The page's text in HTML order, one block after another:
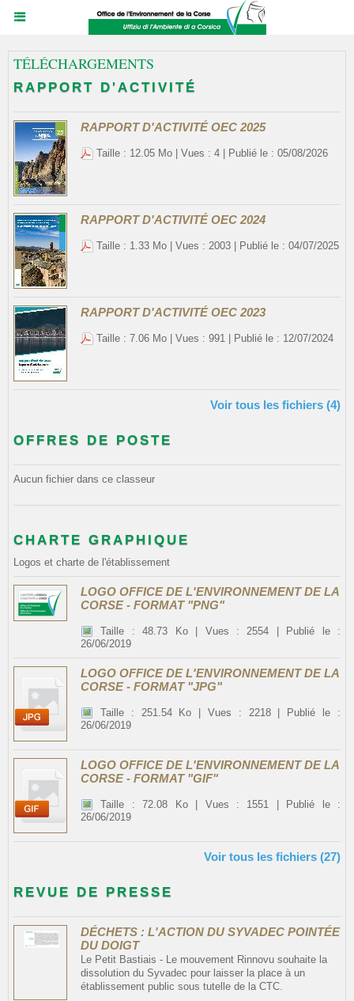
TÉLÉCHARGEMENTS
RAPPORT D'ACTIVITÉ
RAPPORT D'ACTIVITÉ OEC 2025
Taille : 12.05 Mo | Vues : 4 | Publié le : 05/08/2026
RAPPORT D'ACTIVITÉ OEC 2024
Taille : 1.33 Mo | Vues : 2003 | Publié le : 04/07/2025
RAPPORT D'ACTIVITÉ OEC 2023
Taille : 7.06 Mo | Vues : 991 | Publié le : 12/07/2024
Voir tous les fichiers (4)
OFFRES DE POSTE
Aucun fichier dans ce classeur
CHARTE GRAPHIQUE
Logos et charte de l'établissement
LOGO OFFICE DE L'ENVIRONNEMENT DE LA
CORSE - FORMAT "PNG"
Taille : 48.73 Ko | Vues : 2554 | Publié le :
26/06/2019
LOGO OFFICE DE L'ENVIRONNEMENT DE LA
CORSE - FORMAT "JPG"
Taille : 251.54 Ko | Vues : 2218 | Publié le :
26/06/2019
LOGO OFFICE DE L'ENVIRONNEMENT DE LA
CORSE - FORMAT "GIF"
Taille : 72.08 Ko | Vues : 1551 | Publié le :
26/06/2019
Voir tous les fichiers (27)
REVUE DE PRESSE
DÉCHETS : L'ACTION DU SYVADEC POINTÉE
DU DOIGT
Le Petit Bastiais - Le mouvement Rinnovu souhaite la
dissolution du Syvadec pour laisser la place à un
établissement public sous tutelle de la CTC.